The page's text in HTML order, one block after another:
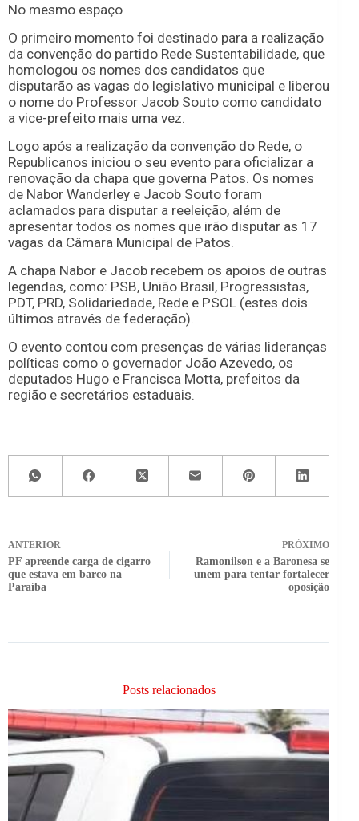
No mesmo espaço
O primeiro momento foi destinado para a realização
da convenção do partido Rede Sustentabilidade, que
homologou os nomes dos candidatos que
disputarão as vagas do legislativo municipal e liberou
o nome do Professor Jacob Souto como candidato
a vice-prefeito mais uma vez.
Logo após a realização da convenção do Rede, o
Republicanos iniciou o seu evento para oficializar a
renovação da chapa que governa Patos. Os nomes
de Nabor Wanderley e Jacob Souto foram
aclamados para disputar a reeleição, além de
apresentar todos os nomes que irão disputar as 17
vagas da Câmara Municipal de Patos.
A chapa Nabor e Jacob recebem os apoios de outras
legendas, como: PSB, União Brasil, Progressistas,
PDT, PRD, Solidariedade, Rede e PSOL (estes dois
últimos através de federação).
O evento contou com presenças de várias lideranças
políticas como o governador João Azevedo, os
deputados Hugo e Francisca Motta, prefeitos da
região e secretários estaduais.
ANTERIOR
PF apreende carga de cigarro
que estava em barco na
Paraíba
PRÓXIMO
Ramonilson e a Baronesa se
unem para tentar fortalecer
oposição
Posts relacionados